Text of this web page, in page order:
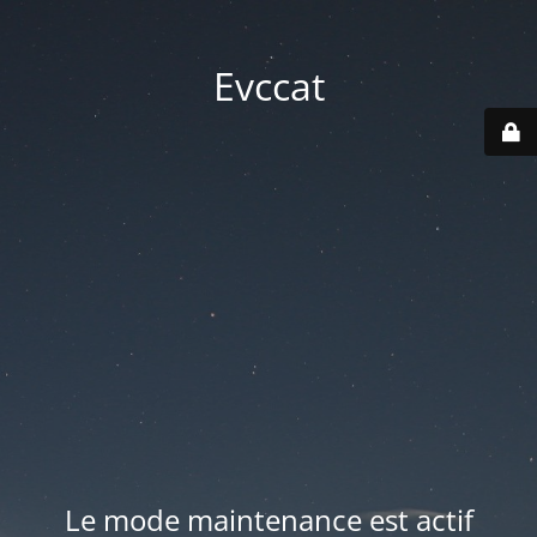
Evccat
Le mode maintenance est actif